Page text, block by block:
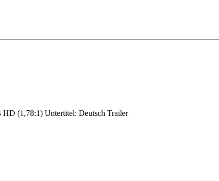
(1,78:1) Untertitel: Deutsch Trailer